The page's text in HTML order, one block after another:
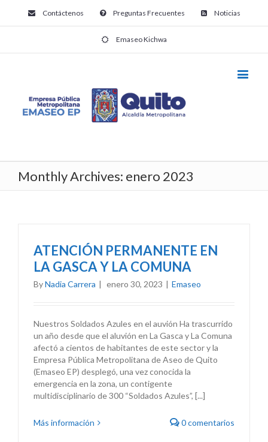
Contáctenos Preguntas Frecuentes Noticias
Emaseo Kichwa
Monthly Archives: enero 2023
ATENCIÓN PERMANENTE EN
LA GASCA Y LA COMUNA
ByNadia Carrera | enero 30, 2023 | Emaseo
Nuestros Soldados Azules en el auvión Ha trascurrido
un año desde que el aluvión en La Gasca y La Comuna
afectó a cientos de habitantes de este sector y la
Empresa Pública Metropolitana de Aseo de Quito
(Emaseo EP) desplegó, una vez conocida la
emergencia en la zona, un contigente
multidisciplinario de 300 “Soldados Azules”, [...]
Más información 0 comentarios